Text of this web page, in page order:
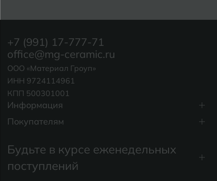
Информация
Покупателям
+7 (991) 17-777-71
office@mg-ceramic.ru
ООО «Материал Гроуп»
ИНН 9724114961
КПП 500301001
Будьте в курсе еженедельных
поступлений